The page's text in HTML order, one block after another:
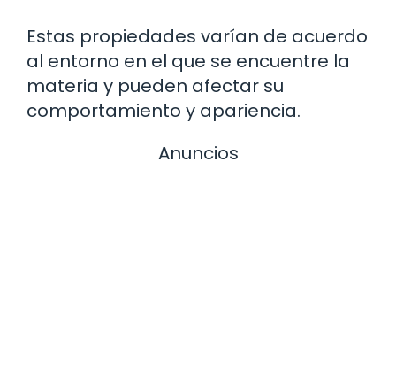
Estas propiedades varían de acuerdo
al entorno en el que se encuentre la
materia y pueden afectar su
comportamiento y apariencia.
Anuncios